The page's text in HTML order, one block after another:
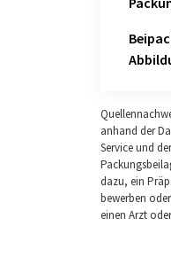
anhand der
Service und
dazu, ein
bewerben
einen Arzt